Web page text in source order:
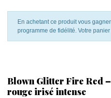
En achetant ce produit vous
programme de fidélité. Votre
Blown Glitter Fire Red
rouge irisé intense